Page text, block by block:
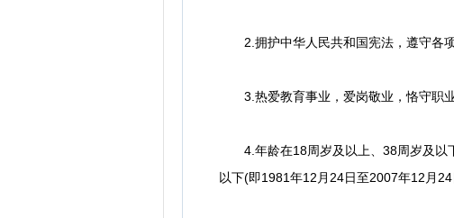
2.拥护中华人民共和国宪法，遵守各项
3.热爱教育事业，爱岗敬业，恪守职业
4.年龄在18周岁及以上、38周岁及以
以下(即1981年12月24日至2007年12月24